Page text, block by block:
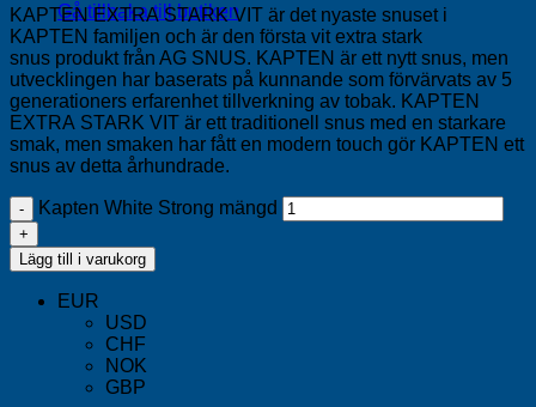
Gå tillbaka till butiken
KAPTEN EXTRA STARK VIT är det nyaste snuset i
KAPTEN familjen och är den första vit extra stark
snus produkt från AG SNUS. KAPTEN är ett nytt snus, men
utvecklingen har baserats på kunnande som förvärvats av 5
generationers erfarenhet tillverkning av tobak. KAPTEN
EXTRA STARK VIT är ett traditionell snus med en starkare
smak, men smaken har fått en modern touch gör KAPTEN ett
snus av detta århundrade.
Kapten White Strong mängd
Lägg till i varukorg
EUR
USD
CHF
NOK
GBP